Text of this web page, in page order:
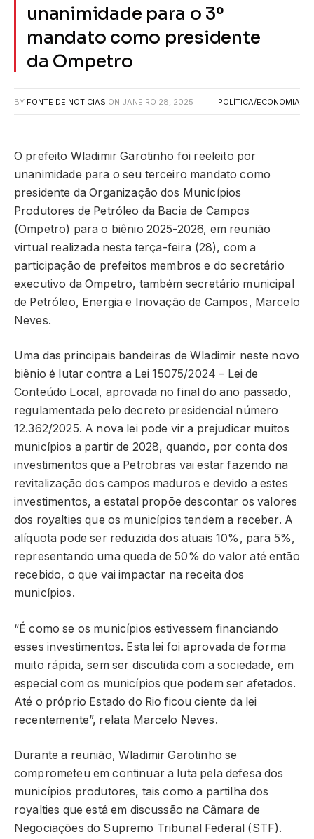
unanimidade para o 3º
mandato como presidente
da Ompetro
BY FONTE DE NOTICIAS ON JANEIRO 28, 2025 POLÍTICA/ECONOMIA
O prefeito Wladimir Garotinho foi reeleito por
unanimidade para o seu terceiro mandato como
presidente da Organização dos Municípios
Produtores de Petróleo da Bacia de Campos
(Ompetro) para o biênio 2025-2026, em reunião
virtual realizada nesta terça-feira (28), com a
participação de prefeitos membros e do secretário
executivo da Ompetro, também secretário municipal
de Petróleo, Energia e Inovação de Campos, Marcelo
Neves.
Uma das principais bandeiras de Wladimir neste novo
biênio é lutar contra a Lei 15075/2024 – Lei de
Conteúdo Local, aprovada no final do ano passado,
regulamentada pelo decreto presidencial número
12.362/2025. A nova lei pode vir a prejudicar muitos
municípios a partir de 2028, quando, por conta dos
investimentos que a Petrobras vai estar fazendo na
revitalização dos campos maduros e devido a estes
investimentos, a estatal propõe descontar os valores
dos royalties que os municípios tendem a receber. A
alíquota pode ser reduzida dos atuais 10%, para 5%,
representando uma queda de 50% do valor até então
recebido, o que vai impactar na receita dos
municípios.
“É como se os municípios estivessem financiando
esses investimentos. Esta lei foi aprovada de forma
muito rápida, sem ser discutida com a sociedade, em
especial com os municípios que podem ser afetados.
Até o próprio Estado do Rio ficou ciente da lei
recentemente”, relata Marcelo Neves.
Durante a reunião, Wladimir Garotinho se
comprometeu em continuar a luta pela defesa dos
municípios produtores, tais como a partilha dos
royalties que está em discussão na Câmara de
Negociações do Supremo Tribunal Federal (STF).